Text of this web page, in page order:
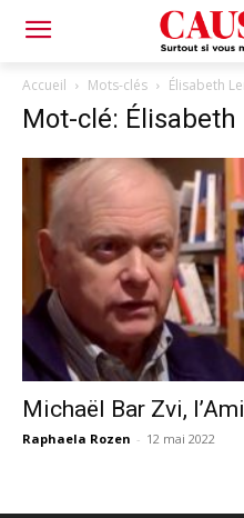
Accueil Mots-clés Élisabeth
Mot-clé:
Michaël Bar Zvi,
Raphaela Rozen - 12 mai 2022